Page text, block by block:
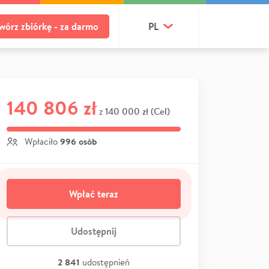
zbiórkę - za darmo PL
140 806 zł z 140 000 zł (Cel)
Wpłaciło 996 osób
Wpłać teraz
Udostępnij
2 841 udostępnień